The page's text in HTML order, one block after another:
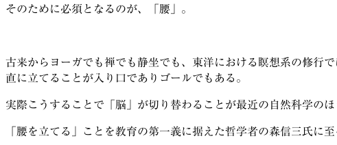
そのために必須となるのが、「腰」。
古来からヨーガでも禅でも静坐でも、東洋における瞑想系の修行
直に立てることが入り口でありゴールでもある。
実際こうすることで「脳」が切り替わることが最近の自然科学の
「腰を立てる」ことを教育の第一義に据えた哲学者の森信三氏に至